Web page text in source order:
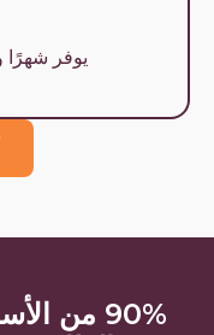
يوفر شهرًا
90% من